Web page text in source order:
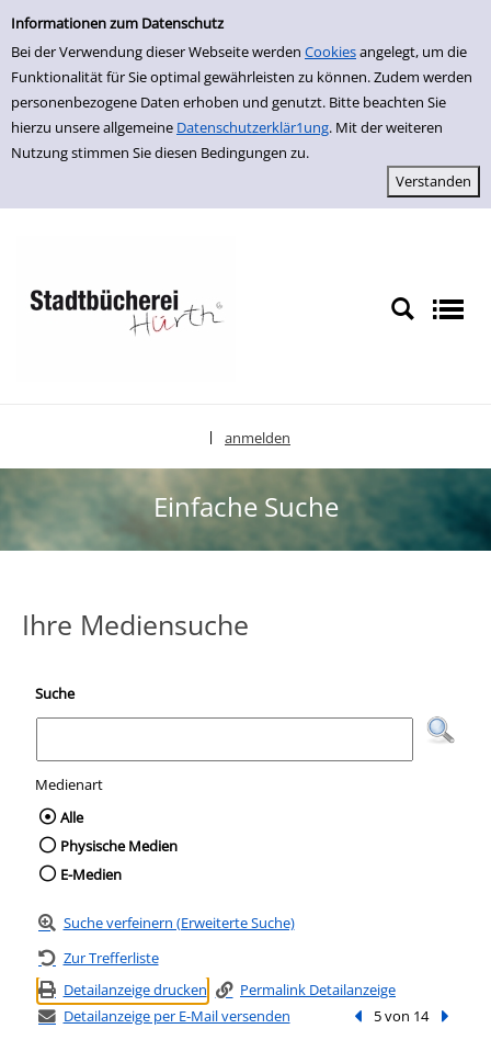
Einfache Suche
Informationen zum Datenschutz
Bei der Verwendung dieser Webseite werden Cookiesangelegt, um die
Funktionalität für Sie optimal gewährleisten zu können. Zudem werden
personenbezogene Daten erhoben und genutzt. Bitte beachten Sie
hierzu unsere allgemeine Datenschutzerklär1ung. Mit der weiteren
Nutzung stimmen Sie diesen Bedingungen zu.
zur Navigation springen
zum Inhalt springen
Zur Detailanzeige springen
anmelden
Einfache Suche
Ihre Mediensuche
Suche
Medienart
Wählen Sie die Medienart nach der Sie
Alle
Physische Medien
E-Medien
Suche verfeinern (Erweiterte Suche)
Zur Trefferliste
Detailanzeige drucken
Permalink Detailanzeige
Detailanzeige per E-Mail versenden
Vorheriger Treffer
5 von 14